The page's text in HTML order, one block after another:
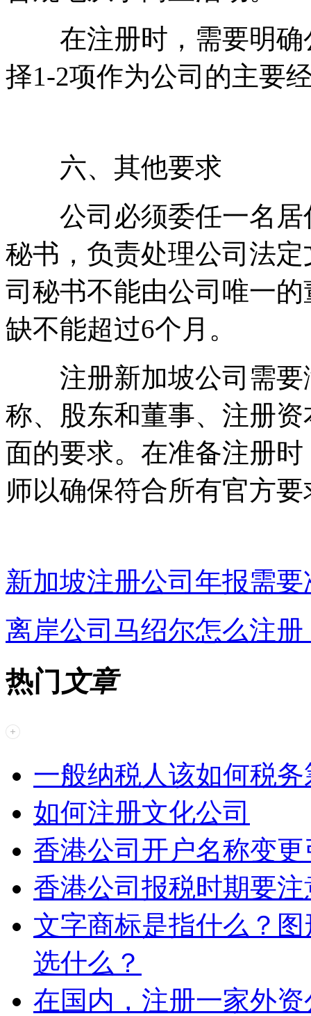
在注册时，需要明确
择1-2项作为公司的主要
六、其他要求
公司必须委任一名居
秘书，负责处理公司法
司秘书不能由公司唯一
缺不能超过6个月。
注册新加坡公司需要
称、股东和董事、注册
面的要求。在准备注册
师以确保符合所有官方
新加坡注册公司年报需
离岸公司马绍尔怎么注
热门 文章
一般纳税人该如何税
如何注册文化公司
香港公司开户名称变
香港公司报税时期要
文字商标是指什么？
选什么？
在国内，注册一家外